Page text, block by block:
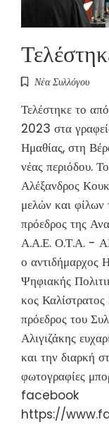
Νέα Συλλόγου
Τελέστηκε το
2023 στα
Ημαθίας, στη
νέας περιόδου.
Αλέξανδρος
μελών και
πρόεδρος της
Α.Α.Ε. Ο.Τ.Α. -
ο αντιδήμαρχος
Ψηφιακής
κος Καλίστρατος
πρόεδρος του
Αλιγιζάκης
και την διαρκή
φωτογραφίες
facebook
https://